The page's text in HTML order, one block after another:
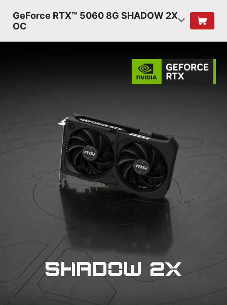
GeForce RTX™ 5060 8G SHADOW 2X
OC